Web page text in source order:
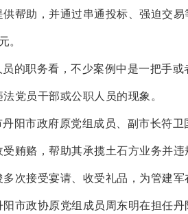
供帮助，并通过串通投标、强迫交
。
员的职务看，不少案例中是一把手
党员干部或公职人员的现象。
阳市政府原党组成员、副市长符
贿赂，帮助其承揽土石方业务并
次接受宴请、收受礼品，为管建
市政协原党组成员周东明在担任